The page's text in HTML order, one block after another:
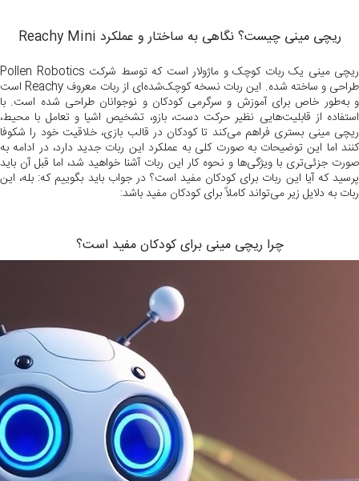
ریچی مینی چیست؟ نگاهی به ساختار و عملکرد Reachy Mini
ریچی مینی یک ربات کوچک و ماژولار است که توسط شرکت Pollen Robotics
طراحی و ساخته شده. این ربات نسخه کوچک‌شده‌ای از ربات معروف Reachy است
و به‌طور خاص برای آموزش و سرگرمی کودکان و نوجوانان طراحی شده است. با
استفاده از قابلیت‌هایی نظیر حرکت دست، بازو، تشخیص اشیا و تعامل با محیط،
ریچی مینی بستری فراهم می‌کند تا کودکان در قالب بازی، خلاقیت خود را شکوفا
کنند اما این توضیحات به صورت کلی به عملکرد این ربات جدید دارد، در ادامه به
صورت جزئی‌تری با ویژگی‌ها و نحوه کار این ربات آشنا خواهید شد، اما قبل آن باید
پرسید که آیا این ربات برای کودکان مفید است؟ در جواب باید بگوییم که: بله، این
ربات به دلایل زیر می‌تواند کاملاً برای کودکان مفید باشد:
چرا ریچی مینی برای کودکان مفید است؟